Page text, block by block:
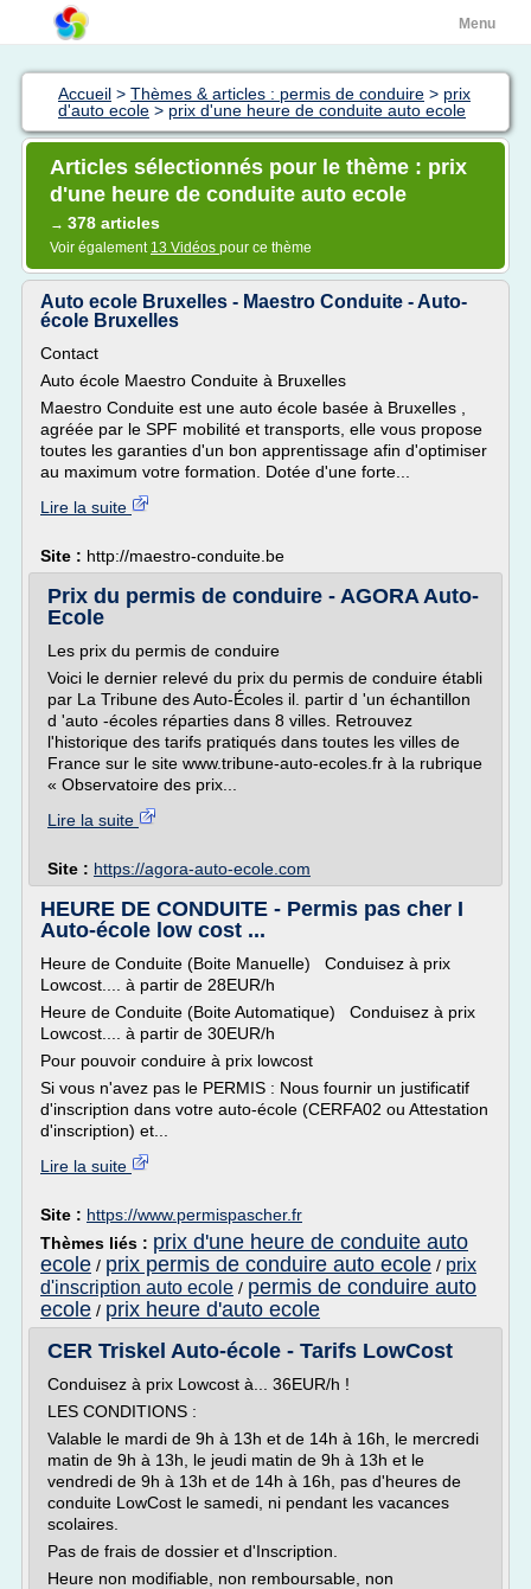
Menu
Accueil > Thèmes & articles : permis de conduire > prix
d'auto ecole > prix d'une heure de conduite auto ecole
Articles sélectionnés pour le thème : prix
d'une heure de conduite auto ecole
→ 378 articles
Voir également 13 Vidéos pour ce thème
Auto ecole Bruxelles - Maestro Conduite - Auto-
école Bruxelles
Contact
Auto école Maestro Conduite à Bruxelles
Maestro Conduite est une auto école basée à Bruxelles ,
agréée par le SPF mobilité et transports, elle vous propose
toutes les garanties d'un bon apprentissage afin d'optimiser
au maximum votre formation. Dotée d'une forte...
Lire la suite
Site : http://maestro-conduite.be
Prix du permis de conduire - AGORA Auto-
Ecole
Les prix du permis de conduire
Voici le dernier relevé du prix du permis de conduire établi
par La Tribune des Auto-Écoles il. partir d 'un échantillon
d 'auto -écoles réparties dans 8 villes. Retrouvez
l'historique des tarifs pratiqués dans toutes les villes de
France sur le site www.tribune-auto-ecoles.fr à la rubrique
« Observatoire des prix...
Lire la suite
Site : https://agora-auto-ecole.com
HEURE DE CONDUITE - Permis pas cher I
Auto-école low cost ...
Heure de Conduite (Boite Manuelle) Conduisez à prix
Lowcost.... à partir de 28EUR/h
Heure de Conduite (Boite Automatique) Conduisez à prix
Lowcost.... à partir de 30EUR/h
Pour pouvoir conduire à prix lowcost
Si vous n'avez pas le PERMIS : Nous fournir un justificatif
d'inscription dans votre auto-école (CERFA02 ou Attestation
d'inscription) et...
Lire la suite
Site : https://www.permispascher.fr
Thèmes liés : prix d'une heure de conduite auto
ecole / prix permis de conduire auto ecole / prix
d'inscription auto ecole / permis de conduire auto
ecole / prix heure d'auto ecole
CER Triskel Auto-école - Tarifs LowCost
Conduisez à prix Lowcost à... 36EUR/h !
LES CONDITIONS :
Valable le mardi de 9h à 13h et de 14h à 16h, le mercredi
matin de 9h à 13h, le jeudi matin de 9h à 13h et le
vendredi de 9h à 13h et de 14h à 16h, pas d'heures de
conduite LowCost le samedi, ni pendant les vacances
scolaires.
Pas de frais de dossier et d'Inscription.
Heure non modifiable, non remboursable, non